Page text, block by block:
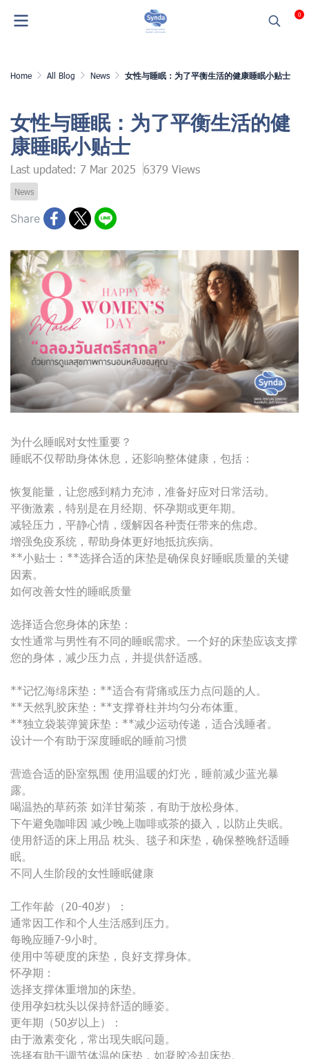
0
Home All Blog News 女性与睡眠：为了平衡生活的健康睡眠小贴士
女性与睡眠：为了平衡生活的健
康睡眠小贴士
Last updated: 7 Mar 2025 6379 Views
News
Share
为什么睡眠对女性重要？
睡眠不仅帮助身体休息，还影响整体健康，包括：
恢复能量，让您感到精力充沛，准备好应对日常活动。
平衡激素，特别是在月经期、怀孕期或更年期。
减轻压力，平静心情，缓解因各种责任带来的焦虑。
增强免疫系统，帮助身体更好地抵抗疾病。
**小贴士：**选择合适的床垫是确保良好睡眠质量的关键
因素。
如何改善女性的睡眠质量
选择适合您身体的床垫：
女性通常与男性有不同的睡眠需求。一个好的床垫应该支撑
您的身体，减少压力点，并提供舒适感。
**记忆海绵床垫：**适合有背痛或压力点问题的人。
**天然乳胶床垫：**支撑脊柱并均匀分布体重。
**独立袋装弹簧床垫：**减少运动传递，适合浅睡者。
设计一个有助于深度睡眠的睡前习惯
营造合适的卧室氛围 使用温暖的灯光，睡前减少蓝光暴
露。
喝温热的草药茶 如洋甘菊茶，有助于放松身体。
下午避免咖啡因 减少晚上咖啡或茶的摄入，以防止失眠。
使用舒适的床上用品 枕头、毯子和床垫，确保整晚舒适睡
眠。
不同人生阶段的女性睡眠健康
工作年龄（20-40岁）：
通常因工作和个人生活感到压力。
每晚应睡7-9小时。
使用中等硬度的床垫，良好支撑身体。
怀孕期：
选择支撑体重增加的床垫。
使用孕妇枕头以保持舒适的睡姿。
更年期（50岁以上）：
由于激素变化，常出现失眠问题。
选择有助于调节体温的床垫，如凝胶冷却床垫。